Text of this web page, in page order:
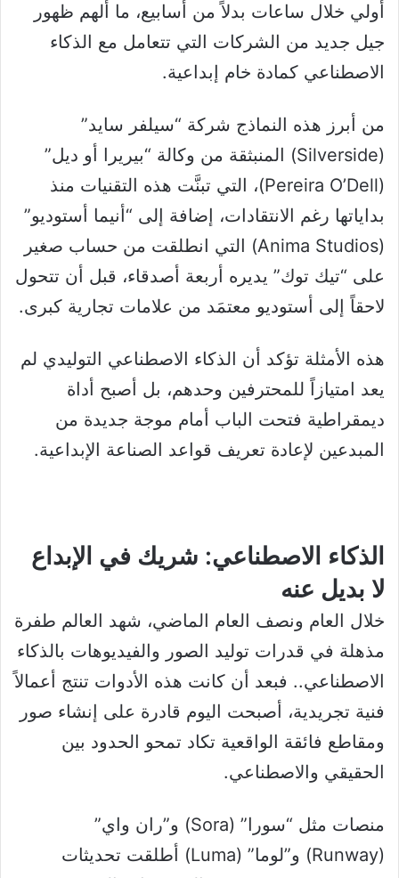
أولي خلال ساعات بدلاً من أسابيع، ما ألهم ظهور
جيل جديد من الشركات التي تتعامل مع الذكاء
الاصطناعي كمادة خام إبداعية.
من أبرز هذه النماذج شركة “سيلفر سايد”
(Silverside) المنبثقة من وكالة “بيريرا أو ديل”
(Pereira O’Dell)، التي تبنَّت هذه التقنيات منذ
بداياتها رغم الانتقادات، إضافة إلى “أنيما أستوديو”
(Anima Studios) التي انطلقت من حساب صغير
على “تيك توك” يديره أربعة أصدقاء، قبل أن تتحول
لاحقاً إلى أستوديو معتمَد من علامات تجارية كبرى.
هذه الأمثلة تؤكد أن الذكاء الاصطناعي التوليدي لم
يعد امتيازاً للمحترفين وحدهم، بل أصبح أداة
ديمقراطية فتحت الباب أمام موجة جديدة من
المبدعين لإعادة تعريف قواعد الصناعة الإبداعية.
الذكاء الاصطناعي: شريك في الإبداع
لا بديل عنه
خلال العام ونصف العام الماضي، شهد العالم طفرة
مذهلة في قدرات توليد الصور والفيديوهات بالذكاء
الاصطناعي.. فبعد أن كانت هذه الأدوات تنتج أعمالاً
فنية تجريدية، أصبحت اليوم قادرة على إنشاء صور
ومقاطع فائقة الواقعية تكاد تمحو الحدود بين
الحقيقي والاصطناعي.
منصات مثل “سورا” (Sora) و”ران واي”
(Runway) و”لوما” (Luma) أطلقت تحديثات